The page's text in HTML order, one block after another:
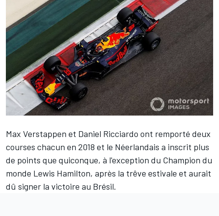
Max Verstappen et Daniel Ricciardo ont remporté deux
courses chacun en 2018 et le Néerlandais a inscrit plus
de points que quiconque, à l'exception du Champion du
monde Lewis Hamilton, après la trêve estivale et aurait
dû signer la victoire au Brésil.